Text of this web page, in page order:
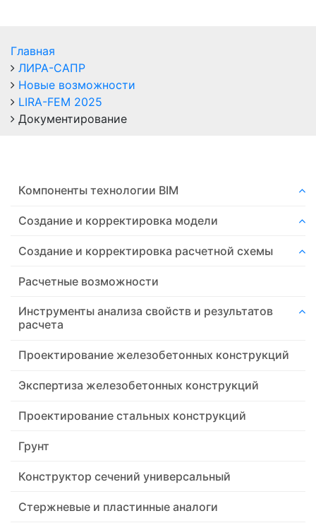
Главная
ЛИРА-САПР
Новые возможности
LIRA-FEM 2025
Документирование
Компоненты технологии ВIM
Создание и корректировка модели
Создание и корректировка расчетной схемы
Расчетные возможности
Инструменты анализа свойств и результатов
расчета
Проектирование железобетонных конструкций
Экспертиза железобетонных конструкций
Проектирование стальных конструкций
Грунт
Конструктор сечений универсальный
Стержневые и пластинные аналоги